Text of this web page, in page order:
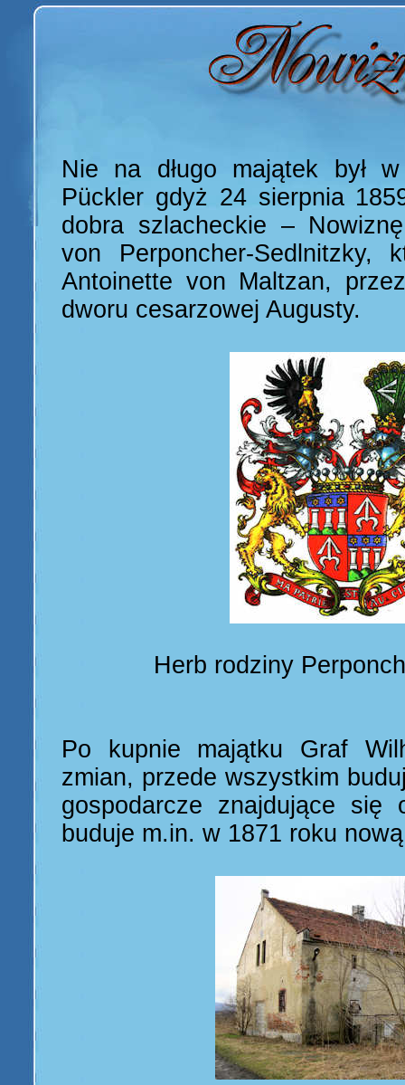
Nie na długo majątek był
Pückler gdyż 24 sierpnia
dobra szlacheckie –
von Perponcher-Sedlnitzky,
Antoinette von Maltzan,
dworu cesarzowej Augusty.
Herb rodziny
Po kupnie majątku Graf
zmian, przede wszystkim
gospodarcze znajdujące
buduje m.in. w 1871 roku